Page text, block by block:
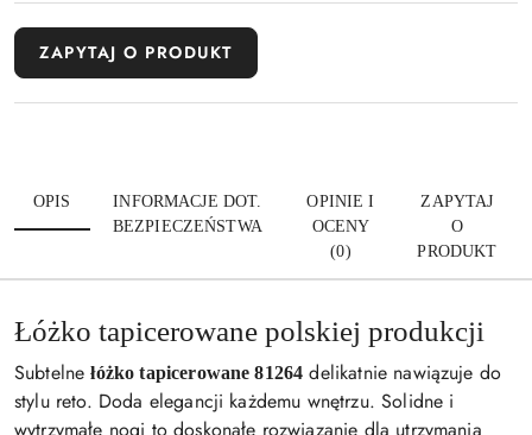
ZAPYTAJ O PRODUKT
OPIS
INFORMACJE DOT.
BEZPIECZEŃSTWA
OPINIE I
OCENY
(0)
ZAPYTAJ
O
PRODUKT
Łóżko tapicerowane polskiej produkcji
Subtelnełóżko tapicerowane 81264 delikatnie nawiązuje do
stylu reto. Doda elegancji każdemu wnętrzu. Solidne i